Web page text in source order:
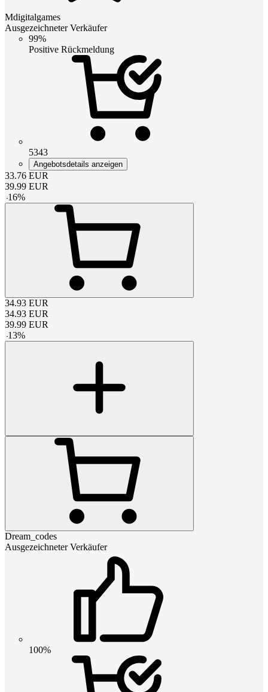
Mdigitalgames
Ausgezeichneter Verkäufer
99%
Positive Rückmeldung
5343
Angebotsdetails anzeigen
33.76 EUR
39.99 EUR
-16%
34.93 EUR
34.93 EUR
39.99 EUR
-13%
Dream_codes
Ausgezeichneter Verkäufer
100%